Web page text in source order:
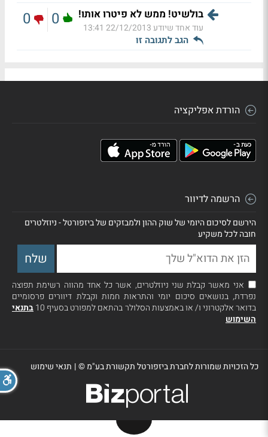
בולשיט! ממש לא פיטרו אותו!
עוד אחד שיודע22/12/2013 13:41
הגב לתגובה זו
0
0
הורדת אפליקציה
הרשמה לדיוור
הירשם לסיכום היומי של שוק ההון ולמבזקים של ביזפורטל - ניוזלטרים
חובה לכל משקיע
אני מאשר קבלת שני ניוזלטרים, אשר כל אחד מהווה רשימת תפוצה
נפרדת, בנושאים סיכום יומי והתראות חמות וקבלת דיוורים פרסומיים
בדואר אלקטרוני ו/ או באמצעות הסלולר בהתאם למפורט בסעיף 10
בתנאי
השימוש
כל הזכויות שמורות לחברת ביזפורטל תקשורת בע"מ ©| תנאי שימוש